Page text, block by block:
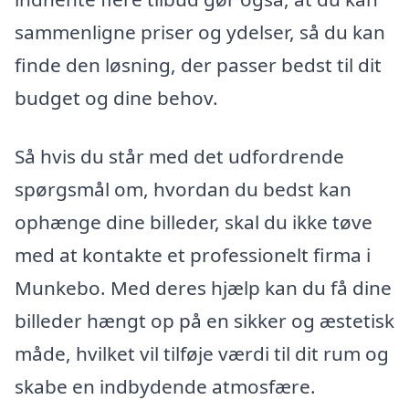
sammenligne priser og ydelser, så du kan
finde den løsning, der passer bedst til dit
budget og dine behov.
Så hvis du står med det udfordrende
spørgsmål om, hvordan du bedst kan
ophænge dine billeder, skal du ikke tøve
med at kontakte et professionelt firma i
Munkebo. Med deres hjælp kan du få dine
billeder hængt op på en sikker og æstetisk
måde, hvilket vil tilføje værdi til dit rum og
skabe en indbydende atmosfære.